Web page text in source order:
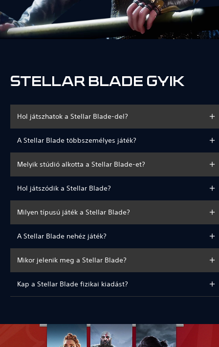
STELLAR BLADE GYIK
Hol játszhatok a Stellar Blade-del?
A Stellar Blade többszemélyes játék?
Melyik stúdió alkotta a Stellar Blade-et?
Hol játszódik a Stellar Blade?
Milyen típusú játék a Stellar Blade?
A Stellar Blade nehéz játék?
Mikor jelenik meg a Stellar Blade?
Kap a Stellar Blade fizikai kiadást?